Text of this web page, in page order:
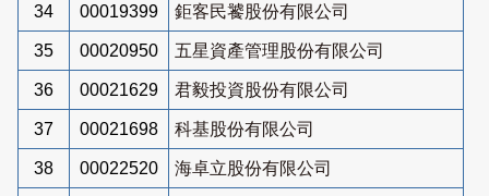
34 00019399 鉅客民饕股份有限公司
35 00020950 五星資產管理股份有限公司
36 00021629 君毅投資股份有限公司
37 00021698 科基股份有限公司
38 00022520 海卓立股份有限公司